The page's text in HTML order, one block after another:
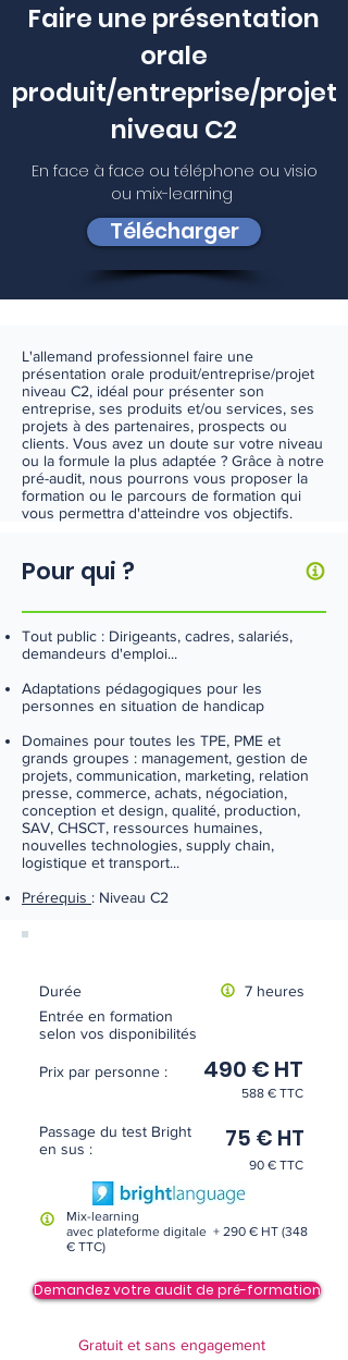
Faire une présentation
orale
produit/entreprise/projet
niveau C2
En face à face ou téléphone ou visio
ou mix-learning
Télécharger
L'allemand professionnel faire une
présentation orale produit/entreprise/projet
niveau C2, idéal pour présenter son
entreprise, ses produits et/ou services, ses
projets à des partenaires, prospects ou
clients. Vous avez un doute sur votre niveau
ou la formule la plus adaptée ? Grâce à notre
pré-audit, nous pourrons vous proposer la
formation ou le parcours de formation qui
vous permettra d'atteindre vos objectifs.
Pour qui ?
Tout public : Dirigeants, cadres, salariés,
demandeurs d'emploi...
Adaptations pédagogiques pour les
personnes en situation de handicap
Domaines pour toutes les TPE, PME et
grands groupes : management, gestion de
projets, communication, marketing, relation
presse, commerce, achats, négociation,
conception et design, qualité, production,
SAV, CHSCT, ressources humaines,
nouvelles technologies, supply chain,
logistique et transport...
Prérequis : Niveau C2
Durée
7 heures
Entrée en formation
selon vos disponibilités
Prix par personne : 490 € HT
588 € TTC
Passage du test Bright
en sus :
75 € HT
90 € TTC
Mix-learning
avec plateforme digitale + 290 € HT (348
€ TTC)
Demandez votre audit de pré-formation
Gratuit et sans engagement